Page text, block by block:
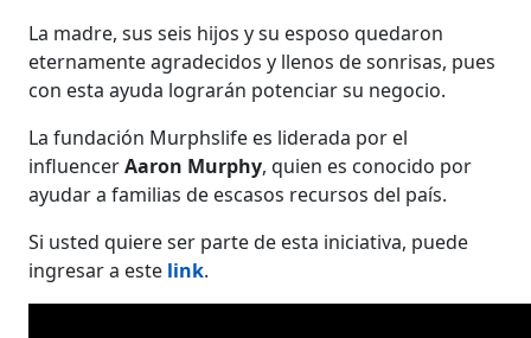
La madre, sus seis hijos y su esposo quedaron
eternamente agradecidos y llenos de sonrisas, pues
con esta ayuda lograrán potenciar su negocio.
La fundación Murphslife es liderada por el
influencerAaron Murphy, quien es conocido por
ayudar a familias de escasos recursos del país.
Si usted quiere ser parte de esta iniciativa, puede
ingresar a este link.